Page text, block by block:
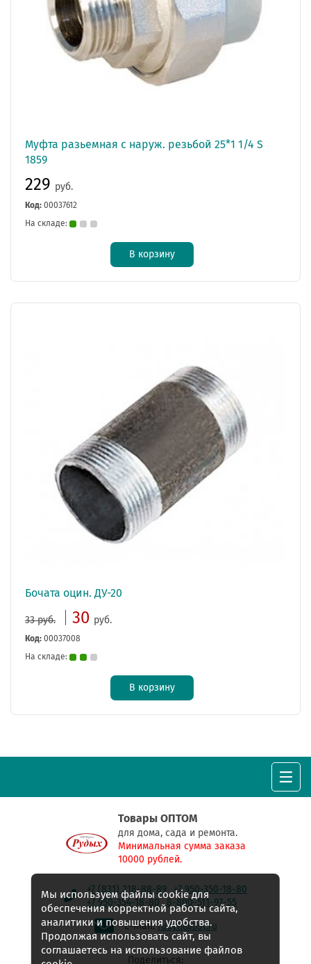
Муфта разьемная с наруж. резьбой 25*1 1/4 S
1859
229 руб.
Код: 00037612
На складе:
В корзину
Бочата оцин. ДУ-20
33 руб. 30 руб.
Код: 00037008
На складе:
В корзину
Товары ОПТОМ
для дома, сада и ремонта.
Минимальная сумма заказа
10000 рублей.
+7 (831) 218-88-89
+7 950-350-18-80
+7 950-354-18-80
8-800-511-97-55
E-mail:rudyh@list.ru
Поделиться:
Мы используем файлы cookie для
обеспечения корректной работы сайта,
аналитики и повышения удобства.
Продолжая использовать сайт, вы
соглашаетесь на использование файлов